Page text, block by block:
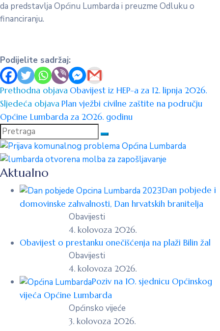
da predstavlja Općinu Lumbarda i preuzme Odluku o
financiranju.
Podijelite sadržaj:
Prethodna objava Obavijest iz HEP-a za 12. lipnja 2026.
Sljedeća objavaPlan vježbi civilne zaštite na području
Općine Lumbarda za 2026. godinu
Aktualno
Dan pobjede i
domovinske zahvalnosti, Dan hrvatskih branitelja
Obavijesti
4. kolovoza 2026.
Obavijest o prestanku onečišćenja na plaži Bilin žal
Obavijesti
4. kolovoza 2026.
Poziv na 10. sjednicu Općinskog
vijeća Općine Lumbarda
Općinsko vijeće
3. kolovoza 2026.